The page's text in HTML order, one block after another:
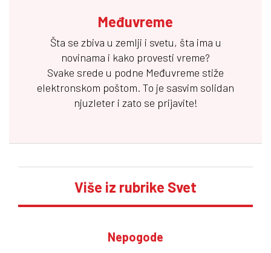
Međuvreme
Šta se zbiva u zemlji i svetu, šta ima u
novinama i kako provesti vreme?
Svake srede u podne Međuvreme stiže
elektronskom poštom. To je sasvim solidan
njuzleter i zato se prijavite!
Više iz rubrike Svet
Nepogode